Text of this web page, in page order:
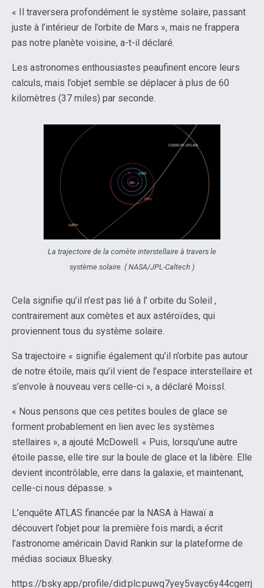
« Il traversera profondément le système solaire, passant
juste à l’intérieur de l’orbite de Mars », mais ne frappera
pas notre planète voisine, a-t-il déclaré.
Les astronomes enthousiastes peaufinent encore leurs
calculs, mais l’objet semble se déplacer à plus de 60
kilomètres (37 miles) par seconde.
La trajectoire de la comète interstellaire à travers le
système solaire. ( NASA/JPL-Caltech )
Cela signifie qu’il n’est pas lié à l’ orbite du Soleil ,
contrairement aux comètes et aux astéroïdes, qui
proviennent tous du système solaire.
Sa trajectoire « signifie également qu’il n’orbite pas autour
de notre étoile, mais qu’il vient de l’espace interstellaire et
s’envole à nouveau vers celle-ci », a déclaré Moissl.
« Nous pensons que ces petites boules de glace se
forment probablement en lien avec les systèmes
stellaires », a ajouté McDowell. « Puis, lorsqu’une autre
étoile passe, elle tire sur la boule de glace et la libère. Elle
devient incontrôlable, erre dans la galaxie, et maintenant,
celle-ci nous dépasse. »
L’enquête ATLAS financée par la NASA à Hawaï a
découvert l’objet pour la première fois mardi, a écrit
l’astronome américain David Rankin sur la plateforme de
médias sociaux Bluesky.
https://bsky.app/profile/did:plc:puwq7yey5vayc6y44cgerrj